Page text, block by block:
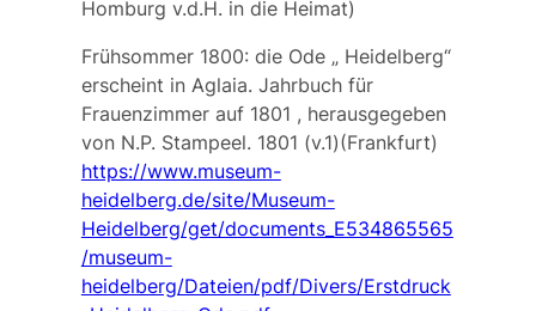
Homburg v.d.H. in die Heimat)
Frühsommer 1800: die Ode „ Heidelberg“
erscheint in Aglaia. Jahrbuch für
Frauenzimmer auf 1801 , herausgegeben
von N.P. Stampeel. 1801 (v.1)(Frankfurt)
https://www.museum-
heidelberg.de/site/Museum-
Heidelberg/get/documents_E534865565
/museum-
heidelberg/Dateien/pdf/Divers/Erstdruck